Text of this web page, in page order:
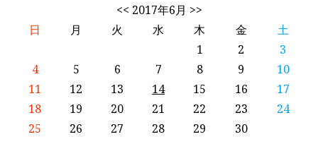
<< 2017年6月 >>
日
月 火 水 木 金
土
1
2
3
4
5 6 7 8 9
10
11
12 13 14 15 16
17
18
19 20 21 22 23
24
25
26 27 28 29 30